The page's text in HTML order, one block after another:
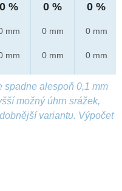
0 %
mm
mm
0 %
0 mm
0 mm
0 %
0 mm
0 mm
spadne alespoň 0,1 mm
možný úhrn srážek,
variantu. Výpočet